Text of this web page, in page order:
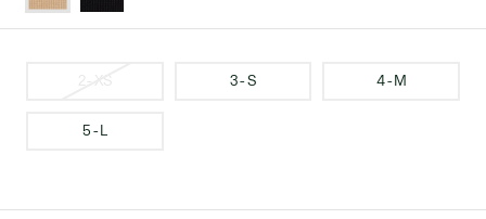
2 - XS 3 - S 4 - M
5 - L